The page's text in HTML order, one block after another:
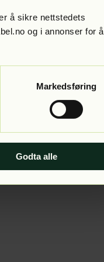
å sikre nettstedets
og i annonser for å
Markedsføring
Godta alle